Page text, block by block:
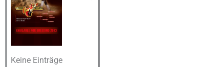
Keine Einträge